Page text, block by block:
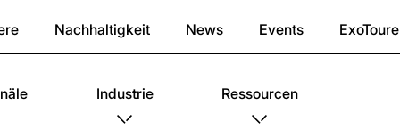
Nachhaltigkeit News Events
Industrie Ressourcen